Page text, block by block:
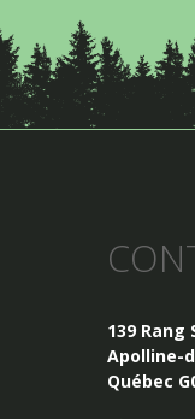
139 Rang
Apolline-
Québec